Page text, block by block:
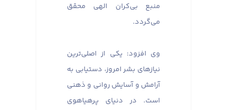
منبع بی‌کران الهی محقق
می‌گردد.
وی افزود: یکی از اصلی‌ترین
نیازهای بشر امروز، دستیابی به
آرامش و آسایش روانی و ذهنی
است. در دنیای پرهیاهوی